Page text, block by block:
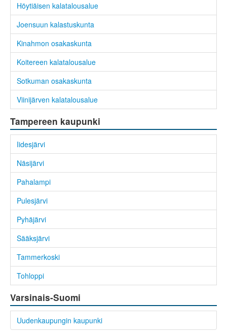
Höytiäisen kalatalousalue
Joensuun kalastuskunta
Kinahmon osakaskunta
Koitereen kalatalousalue
Sotkuman osakaskunta
Viinijärven kalatalousalue
Tampereen kaupunki
Iidesjärvi
Näsijärvi
Pahalampi
Pulesjärvi
Pyhäjärvi
Sääksjärvi
Tammerkoski
Tohloppi
Varsinais-Suomi
Uudenkaupungin kaupunki